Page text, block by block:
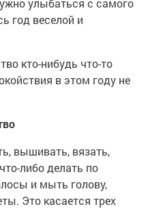
улыбаться с самого
год веселой и
кто-нибудь что-то
в этом году не
вышивать, вязать,
либо делать по
и мыть голову,
Это касается трех